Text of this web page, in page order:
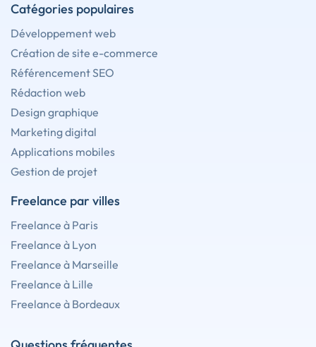
Catégories populaires
Développement web
Création de site e-commerce
Référencement SEO
Rédaction web
Design graphique
Marketing digital
Applications mobiles
Gestion de projet
Freelance par villes
Freelance à Paris
Freelance à Lyon
Freelance à Marseille
Freelance à Lille
Freelance à Bordeaux